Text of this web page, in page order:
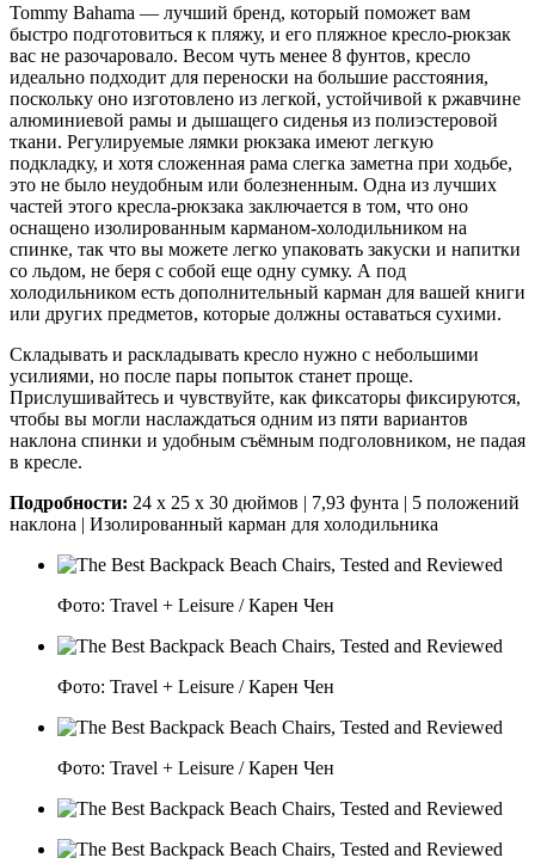
Tommy Bahama — лучший бренд, который поможет вам
быстро подготовиться к пляжу, и его пляжное кресло-рюкзак
вас не разочаровало. Весом чуть менее 8 фунтов, кресло
идеально подходит для переноски на большие расстояния,
поскольку оно изготовлено из легкой, устойчивой к ржавчине
алюминиевой рамы и дышащего сиденья из полиэстеровой
ткани. Регулируемые лямки рюкзака имеют легкую
подкладку, и хотя сложенная рама слегка заметна при ходьбе,
это не было неудобным или болезненным. Одна из лучших
частей этого кресла-рюкзака заключается в том, что оно
оснащено изолированным карманом-холодильником на
спинке, так что вы можете легко упаковать закуски и напитки
со льдом, не беря с собой еще одну сумку. А под
холодильником есть дополнительный карман для вашей книги
или других предметов, которые должны оставаться сухими.
Складывать и раскладывать кресло нужно с небольшими
усилиями, но после пары попыток станет проще.
Прислушивайтесь и чувствуйте, как фиксаторы фиксируются,
чтобы вы могли наслаждаться одним из пяти вариантов
наклона спинки и удобным съёмным подголовником, не падая
в кресле.
Подробности: 24 x 25 x 30 дюймов | 7,93 фунта | 5 положений
наклона | Изолированный карман для холодильника
Фото: Travel + Leisure / Карен Чен
Фото: Travel + Leisure / Карен Чен
Фото: Travel + Leisure / Карен Чен